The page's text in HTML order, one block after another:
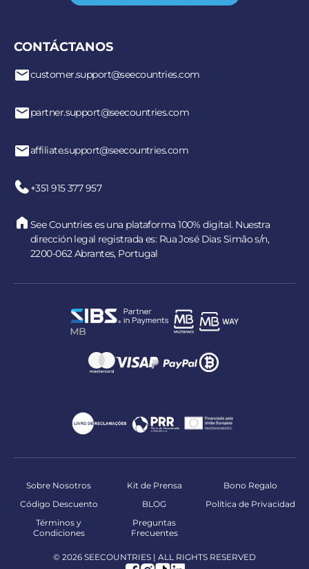
CONTÁCTANOS
customer.support@seecountries.com
partner.support@seecountries.com
affiliate.support@seecountries.com
+351 915 377 957
See Countries es una plataforma 100% digital. Nuestra
dirección legal registrada es: Rua José Dias Simão s/n,
2200-062 Abrantes, Portugal
Sobre Nosotros Kit de Prensa
Bono Regalo
Código Descuento
BLOG
Política de Privacidad
Términos y
Condiciones
Preguntas
Frecuentes
© 2026 SEECOUNTRIES | ALL RIGHTS RESERVED